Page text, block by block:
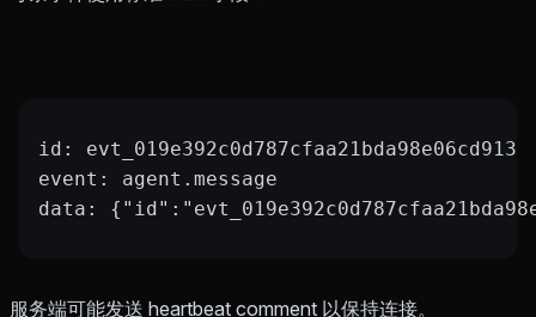
id: evt_019e392c0d787cfaa21bda98e06cd913
event: agent.message
data:
服务端可能发送 heartbeat comment 以保持连接。